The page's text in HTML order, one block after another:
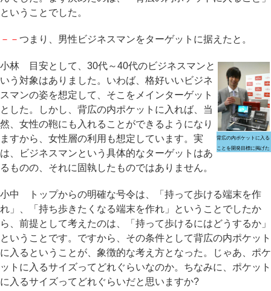
ということでした。
－－ つまり、男性ビジネスマンをターゲットに据えたと。
背広の内ポケットに入る
ことを開発目標に掲げた
小林 目安として、30代～40代のビジネスマンと
いう対象はありました。いわば、格好いいビジネ
スマンの姿を想定して、そこをメインターゲット
とした。しかし、背広の内ポケットに入れば、当
然、女性の鞄にも入れることができるようになり
ますから、女性層の利用も想定しています。実
は、ビジネスマンという具体的なターゲットはあ
るものの、それに固執したものではありません。
小中 トップからの明確な号令は、「持って歩ける端末を作
れ」、「持ち歩きたくなる端末を作れ」ということでしたか
ら、前提として考えたのは、「持って歩けるにはどうするか」
ということです。ですから、その条件として背広の内ポケット
に入るということが、象徴的な考え方となった。じゃあ、ポケ
ットに入るサイズってどれぐらいなのか。ちなみに、ポケット
に入るサイズってどれぐらいだと思いますか?